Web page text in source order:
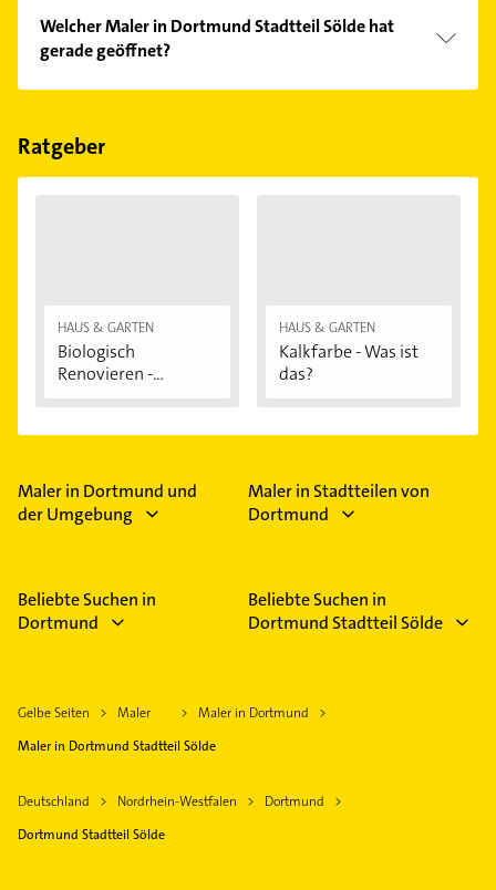
Welcher Maler in Dortmund Stadtteil Sölde hat
gerade geöffnet?
Im Anbieter-Bereich finden Sie alleÖffnungszeiten.
Feiertagen abweichen können.
Ratgeber
HAUS & GARTEN
Biologisch
Renovieren -
HAUS & GARTEN
Kalkfarbe - Was ist
das?
Maler in Dortmund und
der Umgebung
Maler in Stadtteilen von
Dortmund
Beliebte Suchen in
Dortmund
Beliebte Suchen in
Dortmund Stadtteil Sölde
Gelbe Seiten Maler
Maler in Dortmund
Maler in Dortmund Stadtteil Sölde
Deutschland Nordrhein-Westfalen
Dortmund
Dortmund Stadtteil Sölde